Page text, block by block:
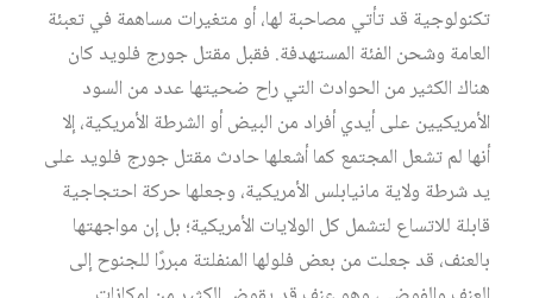
تكنولوجية قد تأتي مصاحبة لها، أو متغيرات مساهمة في تعبئة
العامة وشحن الفئة المستهدفة. فقبل مقتل جورج فلويد كان
هناك الكثير من الحوادث التي راح ضحيتها عدد من السود
الأمريكيين على أيدي أفراد من البيض أو الشرطة الأمريكية، إلا
أنها لم تشعل المجتمع كما أشعلها حادث مقتل جورج فلويد على
يد شرطة ولاية مانيابلس الأمريكية، وجعلها حركة احتجاجية
قابلة للاتساع لتشمل كل الولايات الأمريكية؛ بل إن مواجهتها
بالعنف، قد جعلت من بعض فلولها المنفلتة مبررًا للجنوح إلى